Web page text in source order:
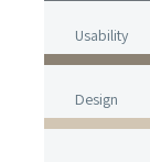
Usability
Design